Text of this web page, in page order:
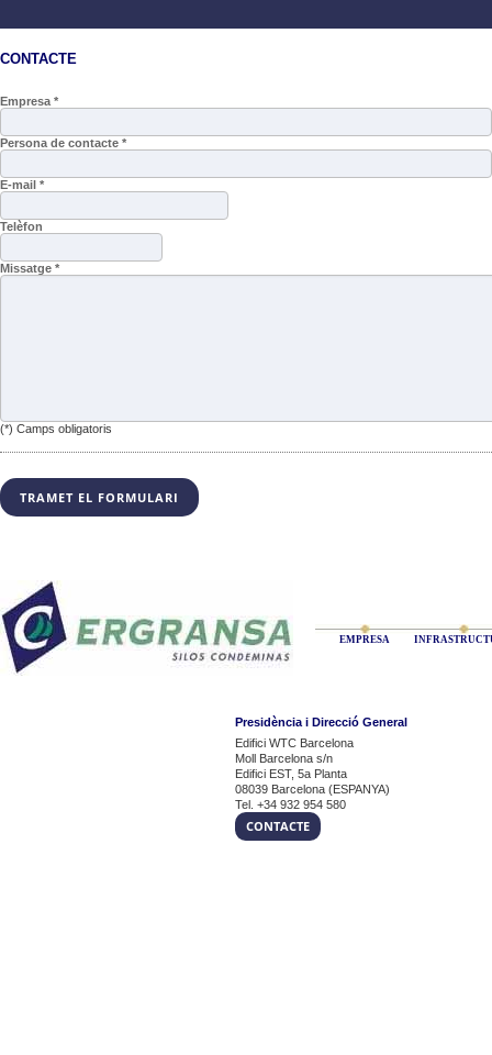
CONTACTE
Empresa *
Persona de contacte *
E-mail *
Telèfon
Missatge *
(*) Camps obligatoris
EMPRESA
Presidència i Direcció General
Edifici WTC Barcelona
Moll Barcelona s/n
Edifici EST, 5a Planta
08039 Barcelona (ESPANYA)
Tel. +34 932 954 580
CONTACTE